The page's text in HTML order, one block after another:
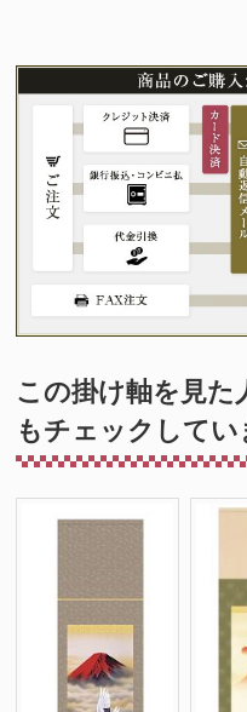
この掛け軸を見た
もチェックしてい